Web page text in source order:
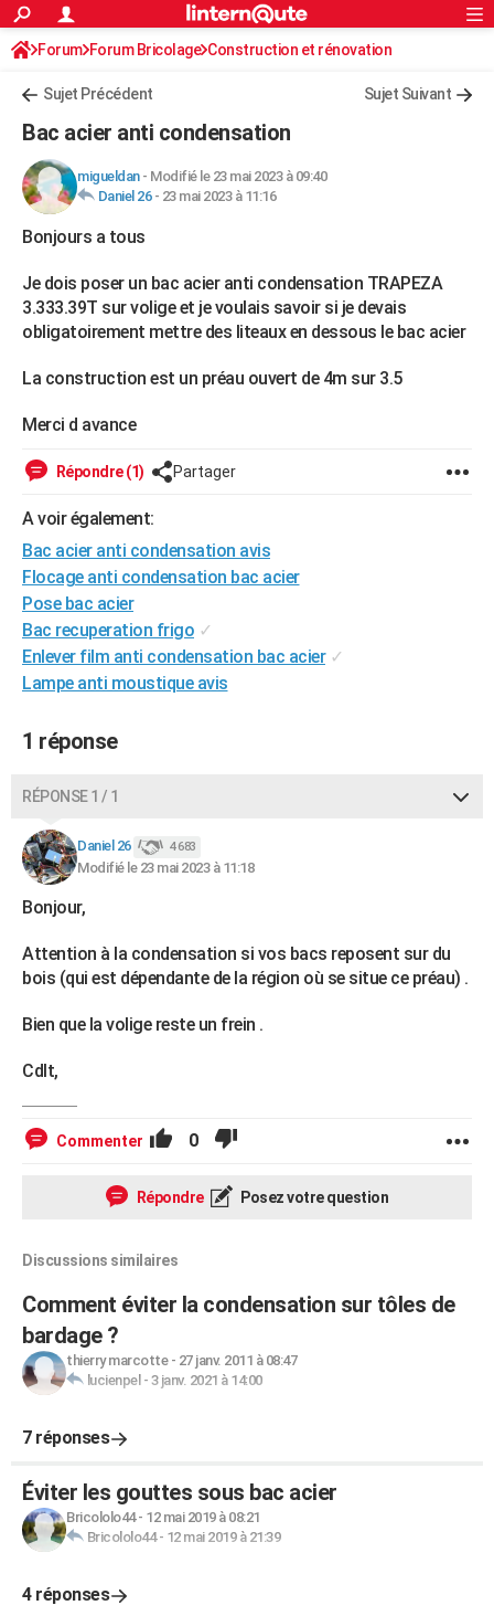
ACTUALITÉS
Politique
Société
Faits Divers
Education
Monde
Villes
+
FINANCE
Retraite
Impôts
Epargne
Immobilier
Risques naturels par ville
Banque
Assurance
Crédit
AUTO
Essais
Réserver un essai
Citadines
Berlines
SUV
Forum auto
+HIGH-TECH
Mobiles
Meilleur smartphone
Internet
Ordinateurs
Jeux vidéo
Guide high-tech
+BRICOLAGE
Forum
Aménagement intérieur
Extérieur
Cuisine
Salle de bains
Jardinage
Rangement
WEEK-END
Guides de France
Escapades
Patrimoine
Expositions
Musées
Week-end nature
+LIFESTYLE
Art de vivre
Bien-être
Loisirs
Mode
Modes de vie
SANTE
Alimentation
Guide de la santé
Maladies
Médicaments
Sommeil
VOYAGE
Destinations
City break
Voyage nature
Voyage de noces
Forum
Climat
+PHOTO
GUIDES D'ACHAT
BONS PLANS
CARTE DE VOEUX
Carte de Noël
Carte Bonne année
Carte Saint-Valentin
Carte Pâques
Carte d'anniversaire
Dictionnaire
Biographies
Citations
Expressions
Proverbes
PROGRAMME TV
COPAINS D'AVANT
S'inscrire
Se connecter
Lycées
Collèges
Primaires
Universités
Entreprises
Service militaire
Avis de recherche
AVIS DE DÉCÈS
FORUM
Bricolage
Lifestyle
Culture
Sport
Auto
Television
Voyage
Cinema
Rechercher
S'inscrire
Connexion
Forum Forum Bricolage Construction et rénovation
Charpente, toiture, combles
Sujet Précédent Sujet Suivant
Bac acier anti condensation
migueldan- Modifié le 23 mai 2023 à 09:40
Daniel 26- 23 mai 2023 à 11:16
Bonjours a tous
Je dois poser un bac acier anti condensation TRAPEZA
3.333.39T sur volige et je voulais savoir si je devais
obligatoirement mettre des liteaux en dessous le bac acier
La construction est un préau ouvert de 4m sur 3.5
Merci d avance
Répondre (1) Partager
A voir également:
Bac acier anti condensation avis
Flocage anti condensation bac acier
Pose bac acier
Bac recuperation frigo ✓
Enlever film anti condensation bac acier ✓
Lampe anti moustique avis
1 réponse
RÉPONSE 1 / 1
Daniel 26 4 683
Modifié le 23 mai 2023 à 11:18
Bonjour,
Attention à la condensation si vos bacs reposent sur du
bois (qui est dépendante de la région où se situe ce préau) .
Bien que la volige reste un frein .
Cdlt,
Commenter 0
Répondre Posez votre question
Discussions similaires
Comment éviter la condensation sur tôles de
bardage ?
thierry marcotte- 27 janv. 2011 à 08:47
lucienpel - 3 janv. 2021 à 14:00
7 réponses
Éviter les gouttes sous bac acier
Bricololo44- 12 mai 2019 à 08:21
Bricololo44- 12 mai 2019 à 21:39
4 réponses